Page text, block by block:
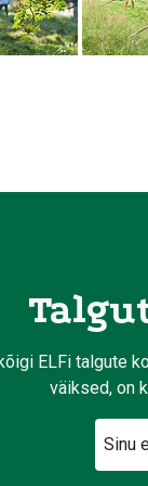
ELFi talgute
väiksed, on